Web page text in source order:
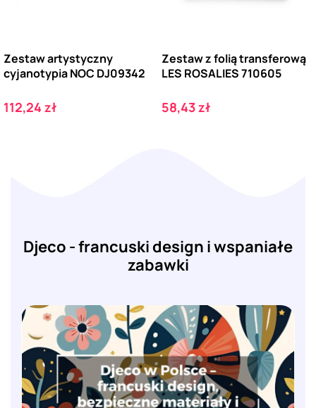
Zestaw artystyczny
cyjanotypia NOC DJ09342
Cena
112,24 zł
Zestaw z folią transferową
LES ROSALIES 710605
Cena
58,43 zł
Djeco - francuski design i wspaniałe
zabawki